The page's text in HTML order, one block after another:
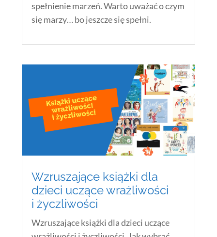
spełnienie marzeń. Warto uważać o czym
się marzy… bo jeszcze się spełni.
Wzruszające książki dla
dzieci uczące wrażliwości
i życzliwości
Wzruszające książki dla dzieci uczące